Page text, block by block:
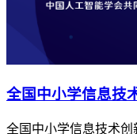
全国中小学信息技
全国中小学信息技术